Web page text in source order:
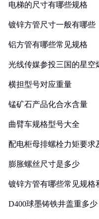
电梯的尺寸有哪些规格
镀锌方管尺寸一般有哪些
铝方管有哪些常见规格
光线传媒参投三国的星空
横担型号对应重量
锰矿石产品化合水含量
曲臂车规格型号大全
配电柜母排螺栓力矩要求
膨胀螺丝尺寸是多少
镀锌方管有哪些常见规格
D400球墨铸铁井盖重多少